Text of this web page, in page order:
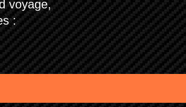
voyage,
: